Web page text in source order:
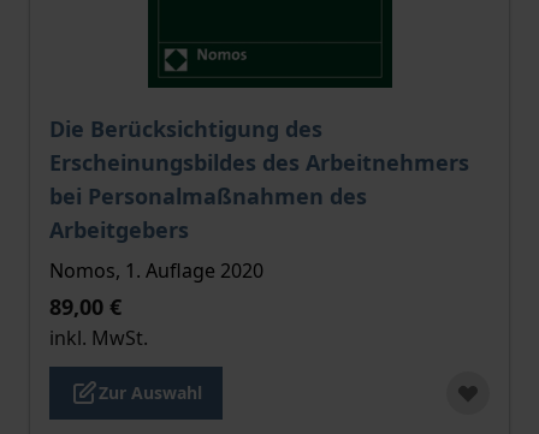
Die Berücksichtigung des
Erscheinungsbildes des Arbeitnehmers
bei Personalmaßnahmen des
Arbeitgebers
Der Preis dieses Titels richtet sich nach der
Nomos, 1. Auflage 2020
89,00 €
inkl. MwSt.
Zur Auswahl